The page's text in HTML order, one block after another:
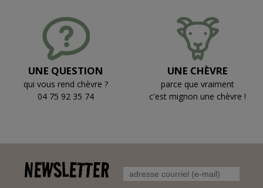
UNE QUESTION
qui vous rend chèvre ?
04 75 92 35 74
UNE CHÈVRE
parce que vraiment
c'est mignon une chèvre !
NEWSLETTER